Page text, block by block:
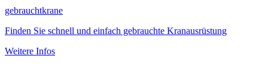
gebrauchtkrane
Finden Sie schnell und einfach gebrauchte Kranausrüstung
Weitere Infos